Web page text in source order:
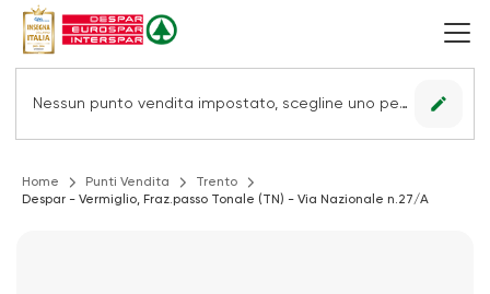
Nessun punto vendita impostato, scegline uno per vedere le offerte. edit
Home Punti Vendita
Trento
Despar - Vermiglio, Fraz.passo Tonale (TN) - Via Nazionale n.27/A